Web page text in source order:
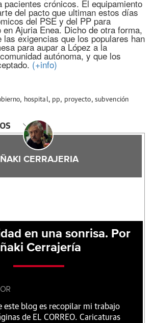
pacientes crónicos. El equipamiento
del pacto que ultiman estos días
del PSE y del PP para
Ajuria Enea. Dicho de otra forma,
las exigencias que los populares han
para aupar a López a la
autónoma, y que los
(+info)
, hospital , pp, proyecto, subvención
IÑAKI CERRAJERIA
en una sonrisa. Por
Iñaki Cerrajería
este blog es recopilar mi trabajo
de EL CORREO. Caricaturas